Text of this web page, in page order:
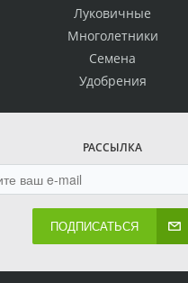
Луковичные
Многолетники
Семена
Удобрения
РАССЫЛКА
ПОДПИСАТЬСЯ